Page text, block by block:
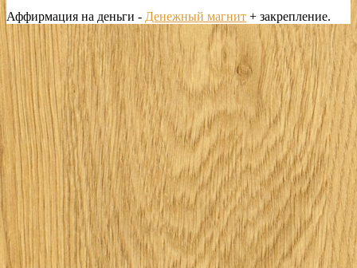
Аффирмация на деньги - Денежный магнит + закрепление.